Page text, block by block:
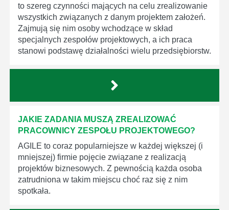
to szereg czynności mających na celu zrealizowanie
wszystkich związanych z danym projektem założeń.
Zajmują się nim osoby wchodzące w skład
specjalnych zespołów projektowych, a ich praca
stanowi podstawę działalności wielu przedsiębiorstw.
JAKIE ZADANIA MUSZĄ ZREALIZOWAĆ
PRACOWNICY ZESPOŁU PROJEKTOWEGO?
AGILE to coraz popularniejsze w każdej większej (i
mniejszej) firmie pojęcie związane z realizacją
projektów biznesowych. Z pewnością każda osoba
zatrudniona w takim miejscu choć raz się z nim
spotkała.